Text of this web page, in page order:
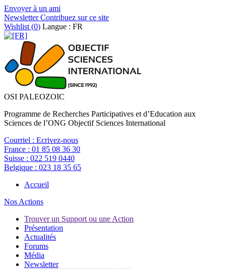
Envoyer à un ami
NewsletterContribuez sur ce site
Wishlist (0) Langue : FR
OSI PALEOZOIC
Programme de Recherches Participatives et d’Education aux
Sciences de l’ONG Objectif Sciences International
Courriel : Ecrivez-nous
France : 01 85 08 36 30
Suisse : 022 519 0440
Belgique : 023 18 35 65
Accueil
Nos Actions
Trouver un Support ou une Action
Présentation
Actualités
Forums
Média
Newsletter